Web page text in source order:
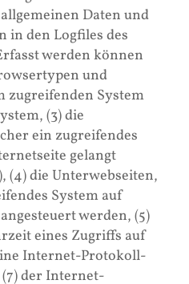
Daten und
in den Logfiles des
werden können
und
zugreifenden System
(3) die
ein zugreifendes
gelangt
(4) die Unterwebseiten,
System auf
werden, (5)
eines Zugriffs auf
Internet-Protokoll-
der Internet-